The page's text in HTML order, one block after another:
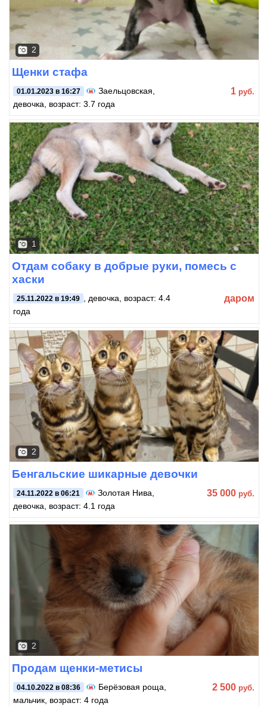
2
Щенки стафа
01.01.2023 в 16:27 Заельцовская
девочка, возраст: 3.7 года
1 руб.
1
Отдам собаку в добрые руки, помесь с
хаски
25.11.2022 в 19:49 , девочка, возраст: 4.4
года
даром
2
Бенгальские шикарные девочки
24.11.2022 в 06:21 Золотая Нива
девочка, возраст: 4.1 года
35 000 руб.
2
Продам щенки-метисы
04.10.2022 в 08:36 Берёзовая роща,
мальчик, возраст: 4 года
2 500 руб.